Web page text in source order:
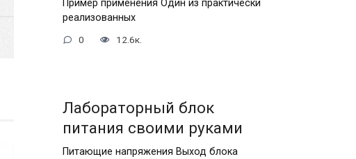
Пример применения Один из практически
реализованных
0 12.6к.
Лабораторный блок
питания своими руками
Питающие напряжения Выход блока